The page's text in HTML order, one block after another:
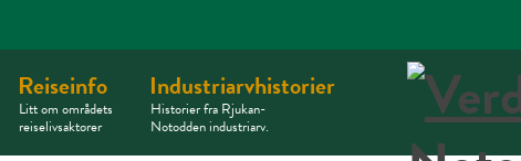
Reiseinfo
Litt om områdets
reiselivsaktører
Industriarvhistorier
Historier fra Rjukan-
Notodden industriarv.